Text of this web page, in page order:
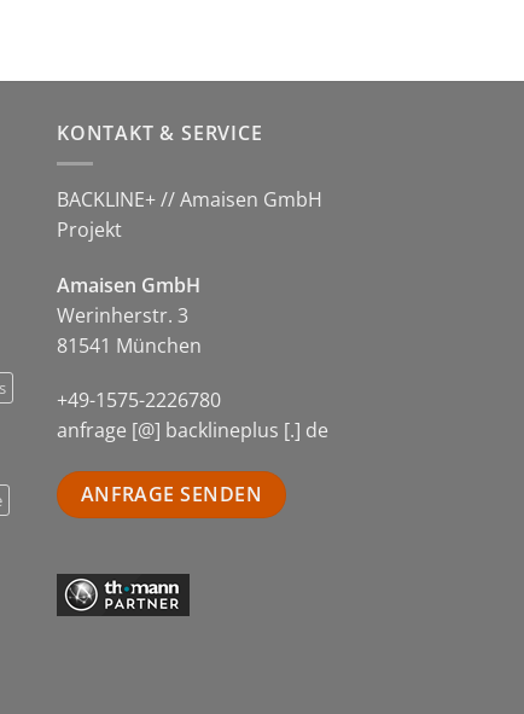
KONTAKT & SERVICE
BACKLINE+ // Amaisen GmbH
Projekt
Amaisen GmbH
Werinherstr. 3
81541 München
+49-1575-2226780
anfrage [@] backlineplus [.] de
ANFRAGE SENDEN